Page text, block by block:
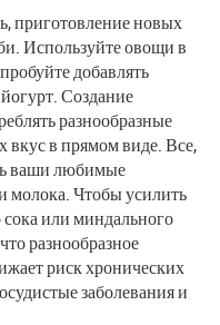
приготовление новых
Используйте овощи в
добавлять
Создание
разнообразные
вкус в прямом виде. Все,
ваши любимые
молока. Чтобы усилить
или миндального
разнообразное
риск хронических
заболевания и